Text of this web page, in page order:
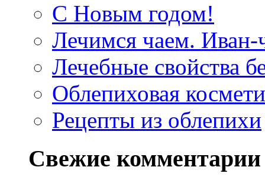
С Новым годом!
Лечимся чаем. Иван-
Лечебные свойства
Облепиховая
Рецепты из облепихи
Свежие комментарии